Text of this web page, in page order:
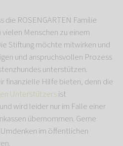
die ROSENGARTEN Familie
Menschen zu einem
Stiftung möchte mitwirken und
und anspruchsvollen Prozess
unterstützen.
finanzielle Hilfe bieten, denn die
Unterstützersist
wird leider nur im Falle einer
übernommen. Gerne
im öffentlichen